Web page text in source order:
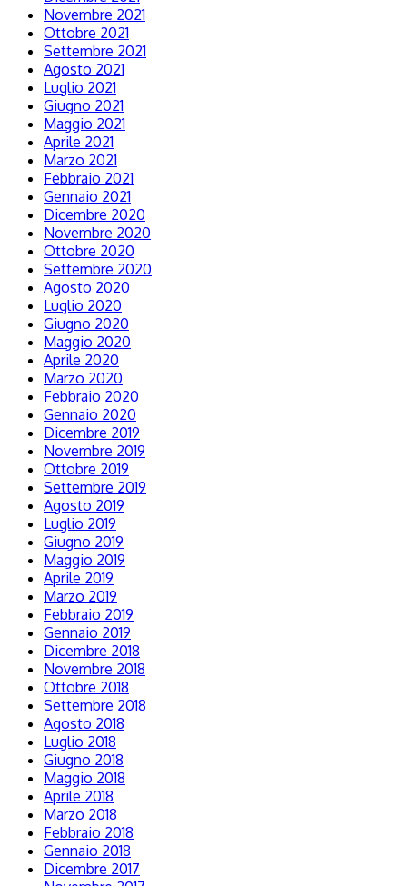
Novembre 2021
Ottobre 2021
Settembre 2021
Agosto 2021
Luglio 2021
Giugno 2021
Maggio 2021
Aprile 2021
Marzo 2021
Febbraio 2021
Gennaio 2021
Dicembre 2020
Novembre 2020
Ottobre 2020
Settembre 2020
Agosto 2020
Luglio 2020
Giugno 2020
Maggio 2020
Aprile 2020
Marzo 2020
Febbraio 2020
Gennaio 2020
Dicembre 2019
Novembre 2019
Ottobre 2019
Settembre 2019
Agosto 2019
Luglio 2019
Giugno 2019
Maggio 2019
Aprile 2019
Marzo 2019
Febbraio 2019
Gennaio 2019
Dicembre 2018
Novembre 2018
Ottobre 2018
Settembre 2018
Agosto 2018
Luglio 2018
Giugno 2018
Maggio 2018
Aprile 2018
Marzo 2018
Febbraio 2018
Gennaio 2018
Dicembre 2017